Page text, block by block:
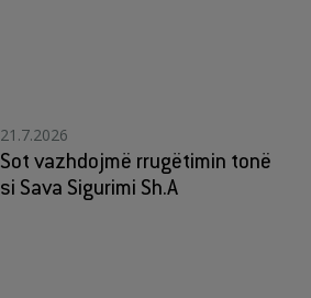
21.7.2026
Sot vazhdojmë rrugëtimin tonë
si Sava Sigurimi Sh.A